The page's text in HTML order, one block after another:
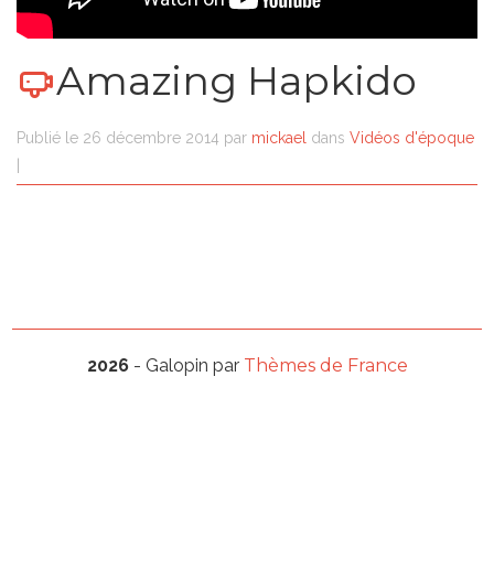
Amazing Hapkido
Publié le 26 décembre 2014 par mickael dans Vidéos d'époque
|
2026- Galopin par Thèmes de France